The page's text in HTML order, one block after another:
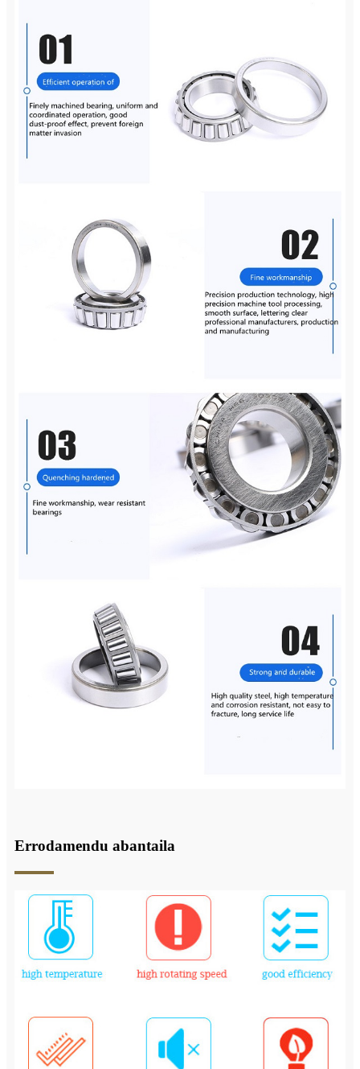
Errodamendu abantaila